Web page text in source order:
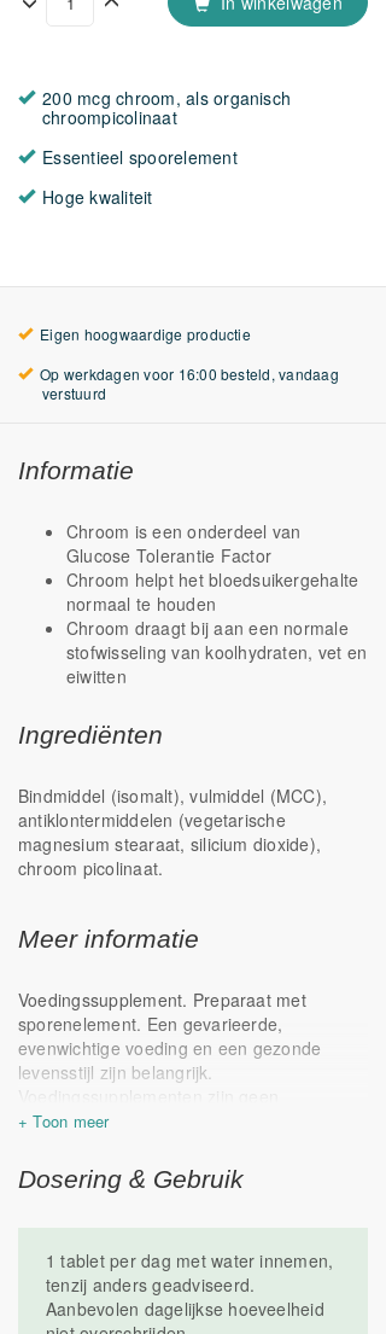
200 mcg chroom, als organisch
chroompicolinaat
Essentieel spoorelement
Hoge kwaliteit
Eigen hoogwaardige productie
Op werkdagen voor 16:00 besteld, vandaag
verstuurd
Informatie
Chroom is een onderdeel van
Glucose Tolerantie Factor
Chroom helpt het bloedsuikergehalte
normaal te houden
Chroom draagt bij aan een normale
stofwisseling van koolhydraten, vet en
eiwitten
Ingrediënten
Bindmiddel (isomalt), vulmiddel (MCC),
antiklontermiddelen (vegetarische
magnesium stearaat, silicium dioxide),
chroom picolinaat.
Meer informatie
Voedingssupplement. Preparaat met
sporenelement. Een gevarieerde,
evenwichtige voeding en een gezonde
levensstijl zijn belangrijk.
Voedingssupplementen zijn geen
vervanging van een gevarieerde voeding.
geval van zwangerschap, lactatie, ziekte of
medicijngebruik. Gebruik Chroom niet bij
chroom wordt afgeraden. Waarschuwing:
chroom kan de suikerspiegel beïnvloeden.
Buiten bereik van kinderen bewaren. Droog
Dosering & Gebruik
1 tablet per dag met water innemen,
tenzij anders geadviseerd.
Aanbevolen dagelijkse hoeveelheid